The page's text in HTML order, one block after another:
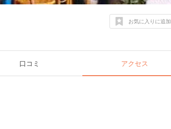
お気に入りに追加
口コミ アクセス